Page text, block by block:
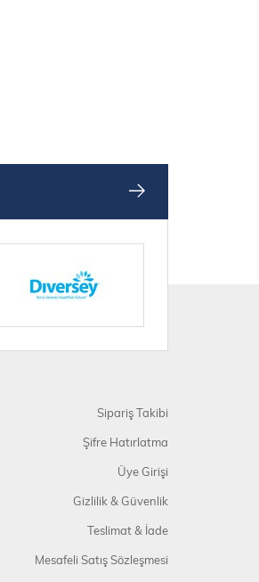
Sipariş Takibi
Şifre Hatırlatma
Üye Girişi
Gizlilik & Güvenlik
Teslimat & İade
Mesafeli Satış Sözleşmesi